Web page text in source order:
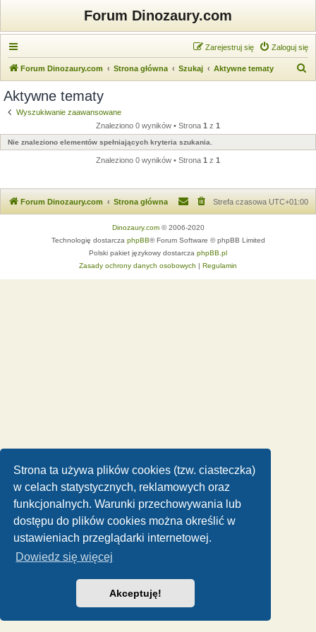
Strona ta używa plików cookies (tzw. ciasteczka)
w celach statystycznych, reklamowych oraz
funkcjonalnych. Warunki przechowywania lub
dostępu do plików cookies można określić w
ustawieniach przeglądarki internetowej.
Dowiedz się więcej
Akceptuję!
Forum Dinozaury.com
Zaloguj się
Zarejestruj się
Forum Dinozaury.com Strona główna Szukaj Aktywne tematy
a
j
Aktywne tematy
Wyszukiwanie zaawansowane
Znaleziono 0 wyników • Strona 1 z 1
Nie znaleziono elementów spełniających kryteria szukania.
Znaleziono 0 wyników • Strona 1 z 1
Forum Dinozaury.com Strona główna Strefa czasowa UTC+01:00
Dinozaury.com© 2006-2020
Technologię dostarcza phpBB® Forum Software © phpBB Limited
Polski pakiet językowy dostarcza phpBB.pl
Zasady ochrony danych osobowych | Regulamin